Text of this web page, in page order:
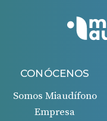
CONÓCENOS
Somos Miaudífono
Empresa